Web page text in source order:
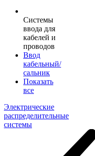
Системы
ввода для
кабелей и
проводов
Ввод
кабельный/
сальник
Показать
все
Электрические
распределительные
системы